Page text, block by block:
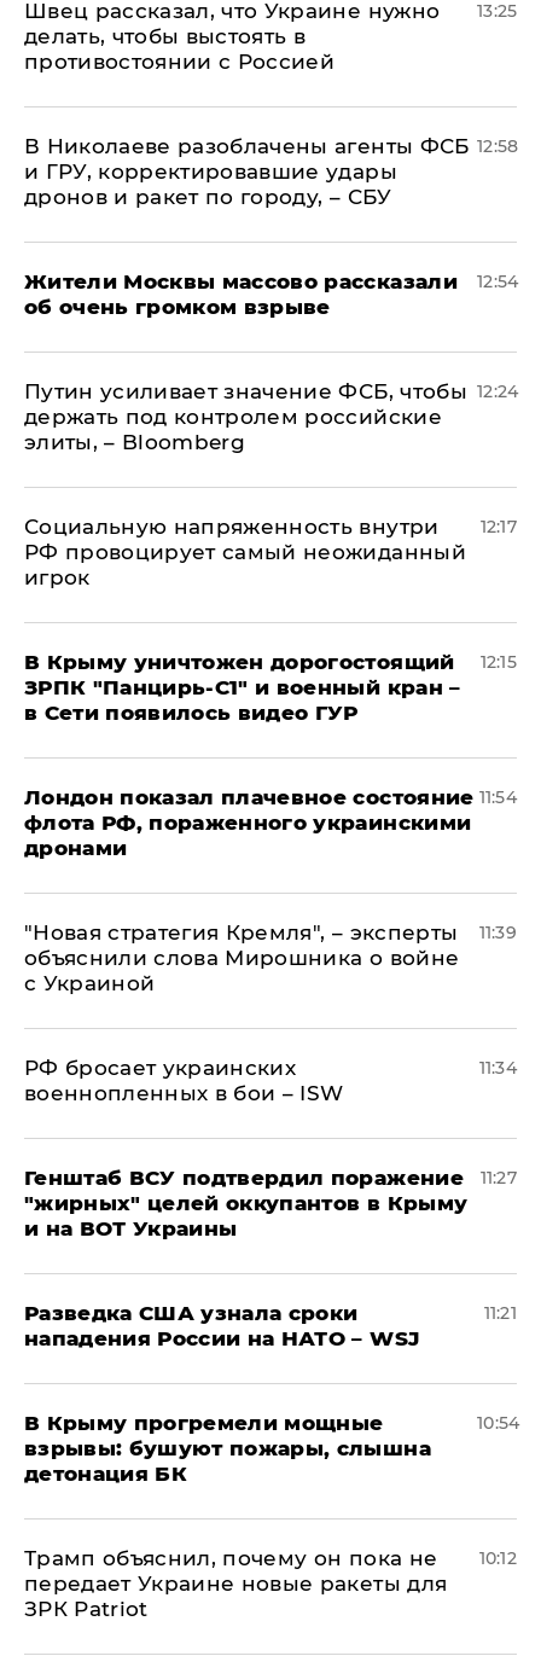
Швец рассказал, что Украине нужно
делать, чтобы выстоять в
противостоянии с Россией
13:25
В Николаеве разоблачены агенты ФСБ
и ГРУ, корректировавшие удары
дронов и ракет по городу, – СБУ
12:58
Жители Москвы массово рассказали
об очень громком взрыве
12:54
Путин усиливает значение ФСБ, чтобы
держать под контролем российские
элиты, – Bloomberg
12:24
Социальную напряженность внутри
РФ провоцирует самый неожиданный
игрок
12:17
В Крыму уничтожен дорогостоящий
ЗРПК "Панцирь-С1" и военный кран –
в Сети появилось видео ГУР
12:15
Лондон показал плачевное состояние
флота РФ, пораженного украинскими
дронами
11:54
"Новая стратегия Кремля", – эксперты
объяснили слова Мирошника о войне
с Украиной
11:39
РФ бросает украинских
военнопленных в бои – ISW
11:34
Генштаб ВСУ подтвердил поражение
"жирных" целей оккупантов в Крыму
и на ВОТ Украины
11:27
Разведка США узнала сроки
нападения России на НАТО – WSJ
11:21
В Крыму прогремели мощные
взрывы: бушуют пожары, слышна
детонация БК
10:54
Трамп объяснил, почему он пока не
передает Украине новые ракеты для
ЗРК Patriot
10:12